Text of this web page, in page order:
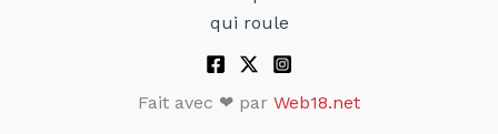
qui roule
Fait avec ❤ par Web18.net